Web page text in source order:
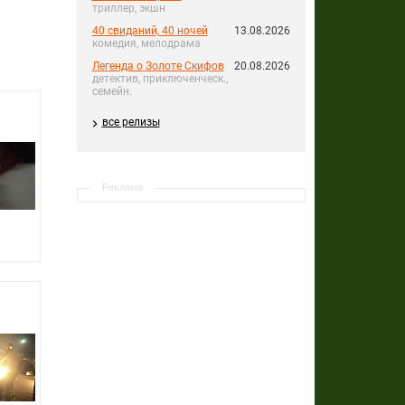
триллер, экшн
40 свиданий, 40 ночей
комедия, мелодрама
13.08.2026
Легенда о Золоте Скифов
детектив, приключенческ.,
семейн.
20.08.2026
все релизы
Реклама